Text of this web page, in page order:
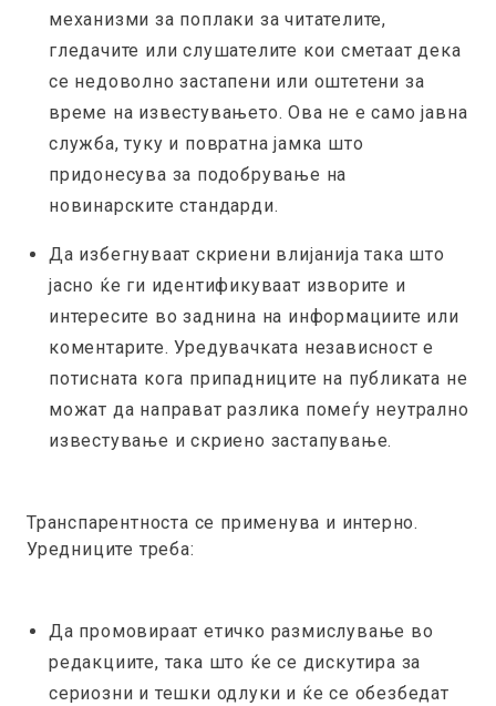
механизми за поплаки за читателите,
гледачите или слушателите кои сметаат дека
се недоволно застапени или оштетени за
време на известувањето. Ова не е само јавна
служба, туку и повратна јамка што
придонесува за подобрување на
новинарските стандарди.
Да избегнуваат скриени влијанија така што
јасно ќе ги идентификуваат изворите и
интересите во заднина на информациите или
коментарите. Уредувачката независност е
потисната кога припадниците на публиката не
можат да направат разлика помеѓу неутрално
известување и скриено застапување.
Транспарентноста се применува и интерно.
Уредниците треба:
Да промовираат етичко размислување во
редакциите, така што ќе се дискутира за
сериозни и тешки одлуки и ќе се обезбедат